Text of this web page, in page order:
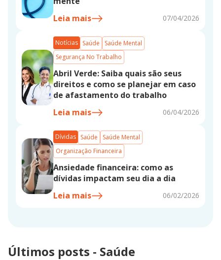
Leia mais
07/04/2026
Notícias Saúde
Saúde Mental
Segurança No Trabalho
Abril Verde: Saiba quais são seus
direitos e como se planejar em caso
de afastamento do trabalho
Leia mais
06/04/2026
Dívidas Saúde
Saúde Mental
Organização Financeira
Ansiedade financeira: como as
dívidas impactam seu dia a dia
Leia mais
06/02/2026
Últimos posts - Saúde